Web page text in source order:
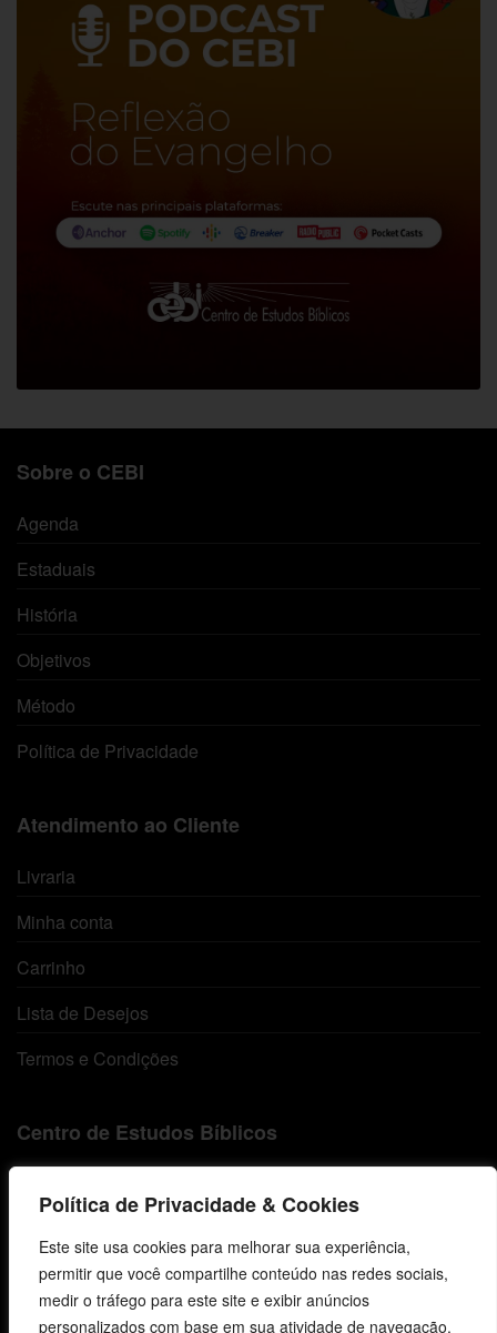
Política de Privacidade & Cookies
Este site usa cookies para melhorar sua experiência,
permitir que você compartilhe conteúdo nas redes sociais,
medir o tráfego para este site e exibir anúncios
personalizados com base em sua atividade de navegação.
Sobre o CEBI
Agenda
Estaduais
História
Objetivos
Método
Política de Privacidade
Atendimento ao Cliente
Livraria
Minha conta
Carrinho
Lista de Desejos
Termos e Condições
Centro de Estudos Bíblicos
São Leopoldo, RS, Brasil
Fale Conosco